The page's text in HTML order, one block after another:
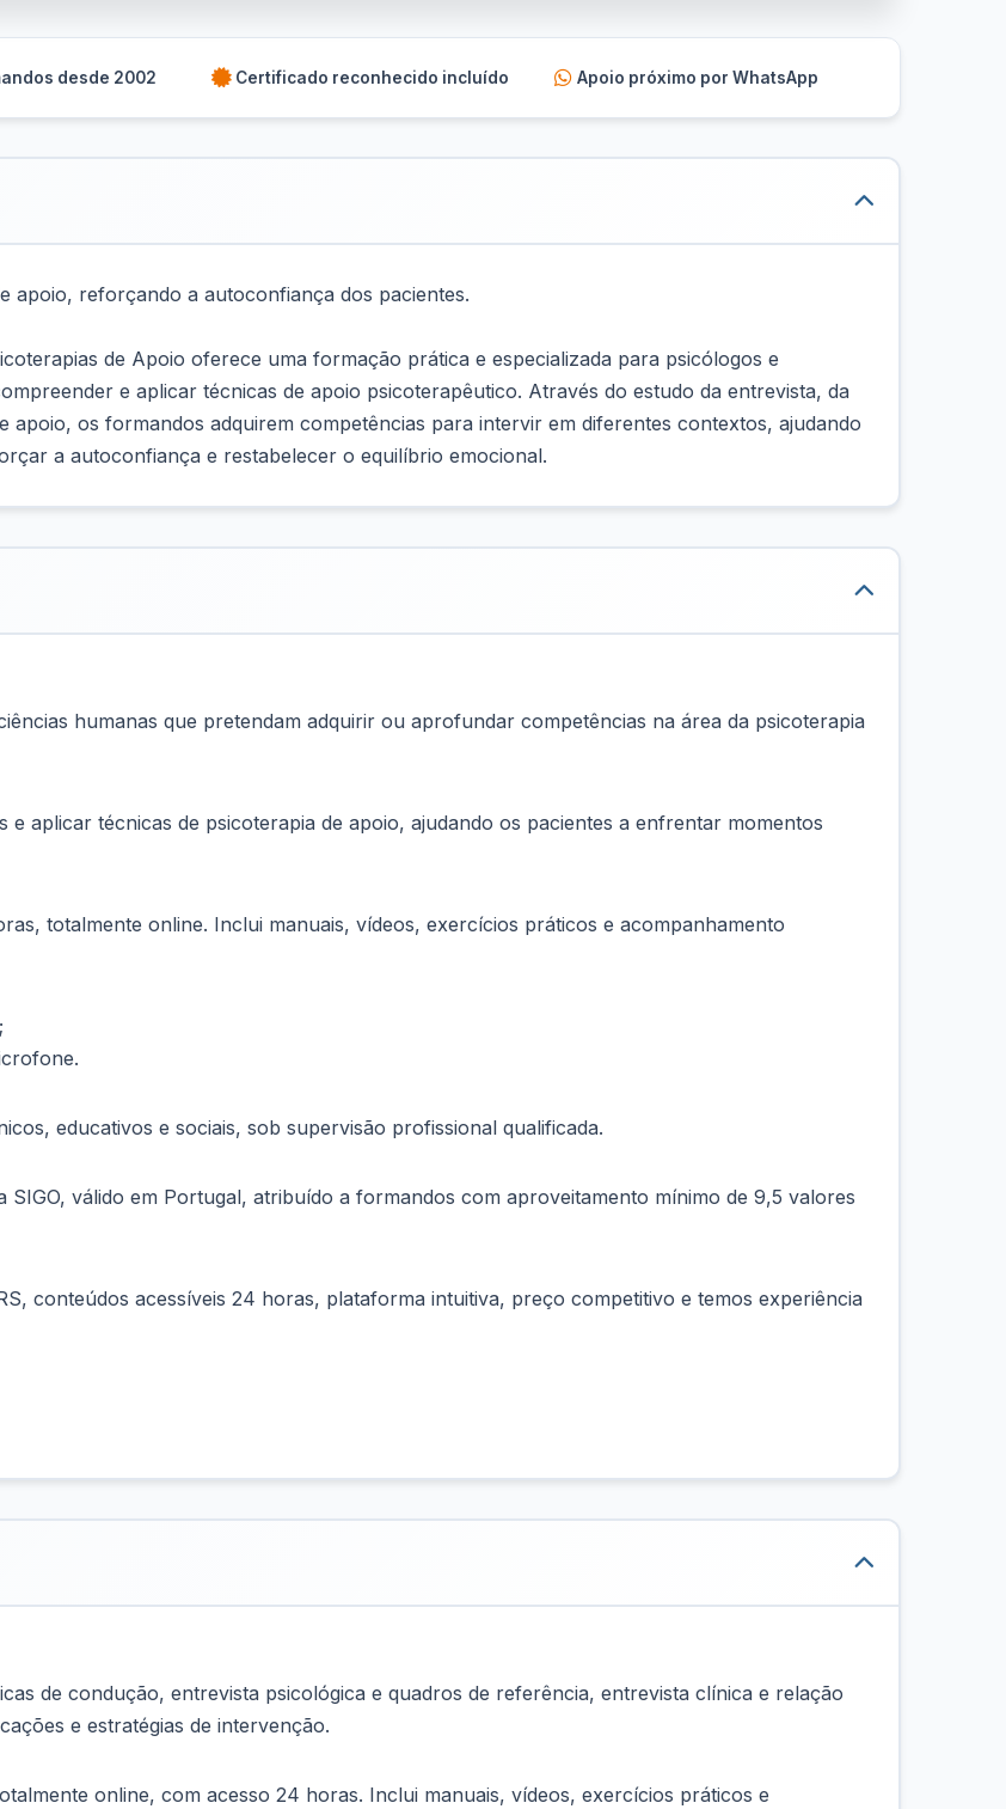
desde 2002 Certificado reconhecido incluído Apoio próximo por WhatsApp
apoio, reforçando a autoconfiança dos pacientes.
de Apoio oferece uma formação prática e especializada para psicólogos e
e aplicar técnicas de apoio psicoterapêutico. Através do estudo da entrevista, da
apoio, os formandos adquirem competências para intervir em diferentes contextos, ajudando
a autoconfiança e restabelecer o equilíbrio emocional.
humanas que pretendam adquirir ou aprofundar competências na área da psicoterapia
e aplicar técnicas de psicoterapia de apoio, ajudando os pacientes a enfrentar momentos
totalmente online. Inclui manuais, vídeos, exercícios práticos e acompanhamento
educativos e sociais, sob supervisão profissional qualificada.
SIGO, válido em Portugal, atribuído a formandos com aproveitamento mínimo de 9,5 valores
conteúdos acessíveis 24 horas, plataforma intuitiva, preço competitivo e temos experiência
de condução, entrevista psicológica e quadros de referência, entrevista clínica e relação
e estratégias de intervenção.
online, com acesso 24 horas. Inclui manuais, vídeos, exercícios práticos e